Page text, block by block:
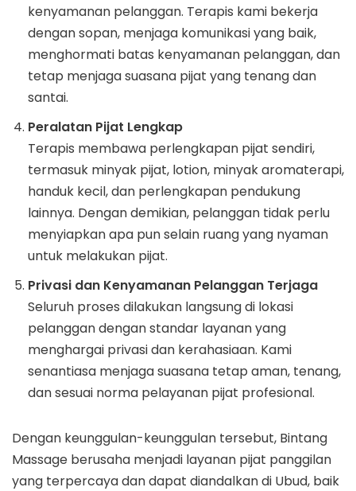
kenyamanan pelanggan. Terapis kami bekerja
dengan sopan, menjaga komunikasi yang baik,
menghormati batas kenyamanan pelanggan, dan
tetap menjaga suasana pijat yang tenang dan
santai.
Peralatan Pijat Lengkap
Terapis membawa perlengkapan pijat sendiri,
termasuk minyak pijat, lotion, minyak aromaterapi,
handuk kecil, dan perlengkapan pendukung
lainnya. Dengan demikian, pelanggan tidak perlu
menyiapkan apa pun selain ruang yang nyaman
untuk melakukan pijat.
Privasi dan Kenyamanan Pelanggan Terjaga
Seluruh proses dilakukan langsung di lokasi
pelanggan dengan standar layanan yang
menghargai privasi dan kerahasiaan. Kami
senantiasa menjaga suasana tetap aman, tenang,
dan sesuai norma pelayanan pijat profesional.
Dengan keunggulan-keunggulan tersebut, Bintang
Massage berusaha menjadi layanan pijat panggilan
yang terpercaya dan dapat diandalkan di Ubud, baik